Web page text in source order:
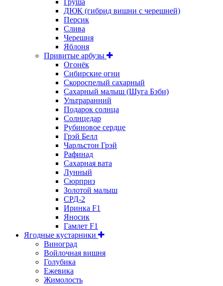
Груша
ДЮК (гибрид вишни с черешней)
Персик
Слива
Черешня
Яблоня
Привитые арбузы
Огонёк
Сибирские огни
Скороспелый сахарный
Сахарный малыш (Шуга Бэби)
Ультраранний
Подарок солнца
Солнцедар
Рубиновое сердце
Грэй Белл
Чарльстон Грэй
Рафинад
Сахарная вата
Лунный
Сюрприз
Золотой малыш
СРД-2
Иринка F1
Яносик
Гамлет F1
Ягодные кустарники
Виноград
Войлочная вишня
Голубика
Ежевика
Жимолость